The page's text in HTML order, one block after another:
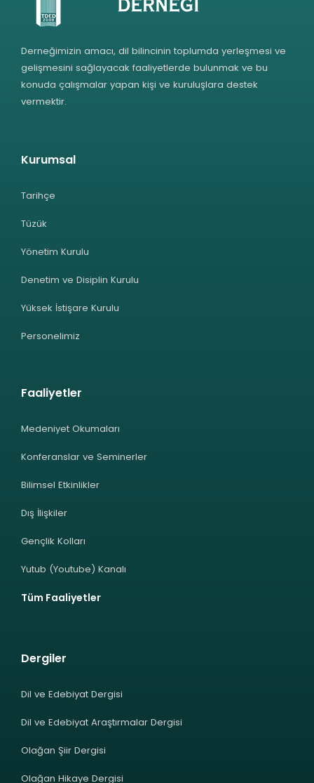
Derneğimizin amacı, dil bilincinin toplumda yerleşmesi ve
gelişmesini sağlayacak faaliyetlerde bulunmak ve bu
konuda çalışmalar yapan kişi ve kuruluşlara destek
vermektir.
Kurumsal
Tarihçe
Tüzük
Yönetim Kurulu
Denetim ve Disiplin Kurulu
Yüksek İstişare Kurulu
Personelimiz
Faaliyetler
Medeniyet Okumaları
Konferanslar ve Seminerler
Bilimsel Etkinlikler
Dış İlişkiler
Gençlik Kolları
Yutub (Youtube) Kanalı
Tüm Faaliyetler
Dergiler
Dil ve Edebiyat Dergisi
Dil ve Edebiyat Araştırmalar Dergisi
Olağan Şiir Dergisi
Olağan Hikaye Dergisi